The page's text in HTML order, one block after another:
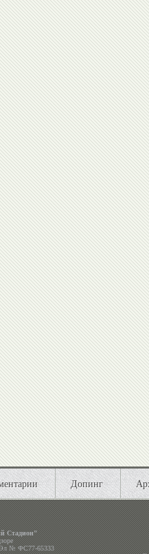
Допинг
Стадион"
Эл № ФС77-65333